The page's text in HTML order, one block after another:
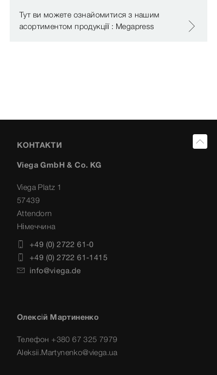
Тут ви можете ознайомитися з нашим
асортиментом продукції : Megapress
КОНТАКТИ
Viega GmbH & Co. KG
Viega Platz 1
57439
Attendorn
Німеччина
+49 (0) 2722 61-0
+49 (0) 2722 61-1415
info@viega.de
Олексій Мартиненко
Телефон +380 67 325 7979
Aleksii.Martynenko@viega.ua